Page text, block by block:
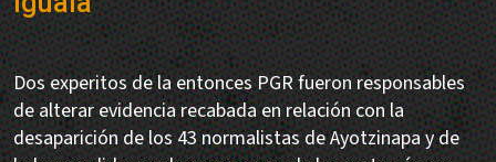
Dos experitos de la entonces PGR fueron responsables
de alterar evidencia recabada en relación con la
desaparición de los 43 normalistas de Ayotzinapa y de